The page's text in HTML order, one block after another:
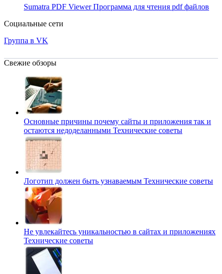
Sumatra PDF ViewerПрограмма для чтения pdf файлов
Социальные сети
Группа в VK
Свежие обзоры
Основные причины почему сайты и приложения так и
остаются недоделанными Технические советы
Логотип должен быть узнаваемым Технические советы
Не увлекайтесь уникальностью в сайтах и приложениях
Технические советы